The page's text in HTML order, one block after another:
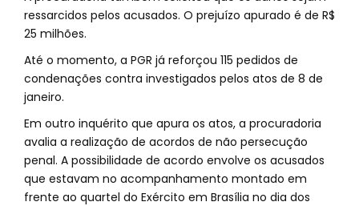
ressarcidos pelos acusados. O prejuízo apurado é de R$
25 milhões.
Até o momento, a PGR já reforçou 115 pedidos de
condenações contra investigados pelos atos de 8 de
janeiro.
Em outro inquérito que apura os atos, a procuradoria
avalia a realização de acordos de não persecução
penal. A possibilidade de acordo envolve os acusados
que estavam no acompanhamento montado em
frente ao quartel do Exército em Brasília no dia dos